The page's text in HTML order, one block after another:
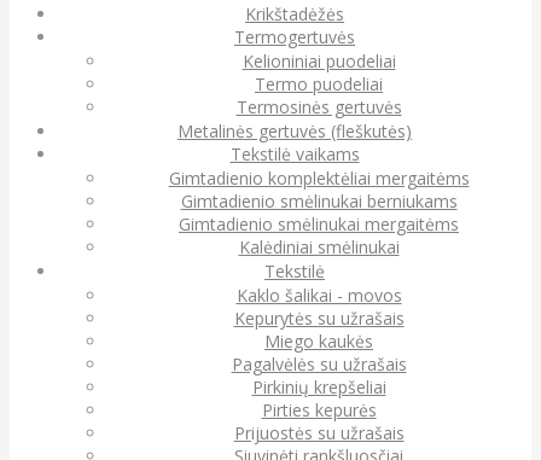
Krikštadėžės
Termogertuvės
Kelioniniai puodeliai
Termo puodeliai
Termosinės gertuvės
Metalinės gertuvės (fleškutės)
Tekstilė vaikams
Gimtadienio komplektėliai mergaitėms
Gimtadienio smėlinukai berniukams
Gimtadienio smėlinukai mergaitėms
Kalėdiniai smėlinukai
Tekstilė
Kaklo šalikai - movos
Kepurytės su užrašais
Miego kaukės
Pagalvėlės su užrašais
Pirkinių krepšeliai
Pirties kepurės
Prijuostės su užrašais
Siuvinėti rankšluosčiai